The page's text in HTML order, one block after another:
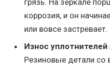
грязь. На зеркале
коррозия, и он
или вовсе застревает.
Износ
Резиновые детали со